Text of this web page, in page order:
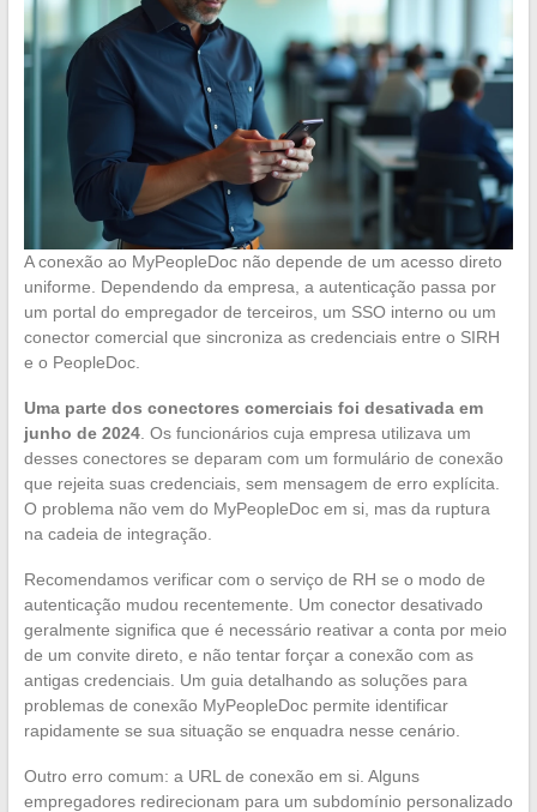
A conexão ao MyPeopleDoc não depende de um acesso direto
uniforme. Dependendo da empresa, a autenticação passa por
um portal do empregador de terceiros, um SSO interno ou um
conector comercial que sincroniza as credenciais entre o SIRH
e o PeopleDoc.
Uma parte dos conectores comerciais foi desativada em
junho de 2024. Os funcionários cuja empresa utilizava um
desses conectores se deparam com um formulário de conexão
que rejeita suas credenciais, sem mensagem de erro explícita.
O problema não vem do MyPeopleDoc em si, mas da ruptura
na cadeia de integração.
Recomendamos verificar com o serviço de RH se o modo de
autenticação mudou recentemente. Um conector desativado
geralmente significa que é necessário reativar a conta por meio
de um convite direto, e não tentar forçar a conexão com as
antigas credenciais. Um guia detalhando as soluções para
problemas de conexão MyPeopleDoc permite identificar
rapidamente se sua situação se enquadra nesse cenário.
Outro erro comum: a URL de conexão em si. Alguns
empregadores redirecionam para um subdomínio personalizado